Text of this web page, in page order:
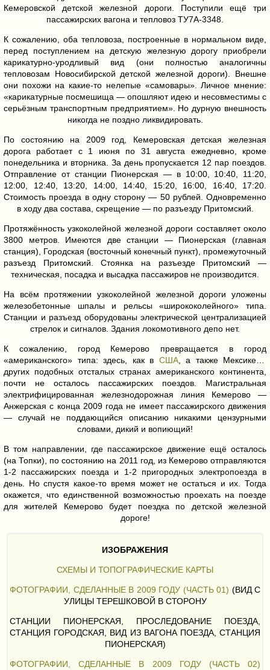
Кемеровской детской железной дороги. Поступили ещё три
пассажирских вагона и тепловоз ТУ7А-3348.
К сожалению, оба тепловоза, построенные в нормальном виде,
перед поступлением на детскую железную дорогу приобрели
карикатурно-уродливый вид (они полностью аналогичны
тепловозам Новосибирской детской железной дороги). Внешне
они похожи на какие-то нелепые «самовары». Личное мнение:
«карикатурные посмешища — опошляют идею и несовместимы с
серьёзным транспортным предприятием». Но дурную внешность
никогда не поздно ликвидировать.
По состоянию на 2009 год, Кемеровская детская железная
дорога работает с 1 июня по 31 августа ежедневно, кроме
понедельника и вторника. За день пропускается 12 пар поездов.
Отправление от станции Пионерская — в 10:00, 10:40, 11:20,
12:00, 12:40, 13:20, 14:00, 14:40, 15:20, 16:00, 16:40, 17:20.
Стоимость проезда в одну сторону — 50 рублей. Одновременно
в ходу два состава, скрещение — по разъезду Притомский.
Протяжённость узкоколейной железной дороги составляет около
3800 метров. Имеются две станции — Пионерская (главная
станция), Городская (восточный конечный пункт), промежуточный
разъезд Притомский. Стоянка на разъезде Притомский —
техническая, посадка и высадка пассажиров не производится.
На всём протяжении узкоколейной железной дороги уложены
железобетонные шпалы и рельсы «ширококолейного» типа.
Станции и разъезд оборудованы электрической централизацией
стрелок и сигналов. Здания локомотивного депо нет.
К сожалению, город Кемерово превращается в город
«американского» типа: здесь, как в США, а также Мексике и
других подобных отсталых странах американского континента,
почти не осталось пассажирских поездов. Магистральная
электрифицированная железнодорожная линия Кемерово —
Анжерская с конца 2009 года не имеет пассажирского движения
— случай не поддающийся описанию никакими цензурными
словами, дикий и вопиющий!
В том направлении, где пассажирское движение ещё осталось
(на Топки), по состоянию на 2011 год, из Кемерово отправляются
1-2 пассажирских поезда и 1-2 пригородных электропоезда в
день. Но спустя какое-то время может не остаться и их. Тогда
окажется, что единственной возможностью проехать на поезде
для жителей Кемерово будет поездка по детской железной
дороге!
ИЗОБРАЖЕНИЯ
СХЕМЫ И ТОПОГРАФИЧЕСКИЕ КАРТЫ
ФОТОГРАФИИ, СДЕЛАННЫЕ В 2009 ГОДУ (ЧАСТЬ 01) (ВИД С
УЛИЦЫ ТЕРЕШКОВОЙ В СТОРОНУ
СТАНЦИИ ПИОНЕРСКАЯ, ПРОСЛЕДОВАНИЕ ПОЕЗДА,
СТАНЦИЯ ГОРОДСКАЯ, ВИД ИЗ ВАГОНА ПОЕЗДА, СТАНЦИЯ
ПИОНЕРСКАЯ)
ФОТОГРАФИИ, СДЕЛАННЫЕ В 2009 ГОДУ (ЧАСТЬ 02)